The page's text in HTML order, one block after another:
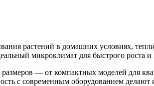
растений в домашних условиях,
микроклимат для быстрого роста
— от компактных моделей для
с современным оборудованием